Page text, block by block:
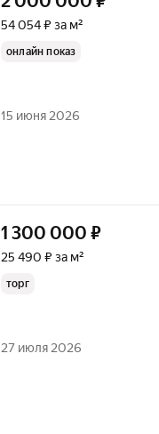
54 054 ₽ за м²
онлайн показ
15 июня 2026
1 300 000 ₽
25 490 ₽ за м²
торг
27 июля 2026